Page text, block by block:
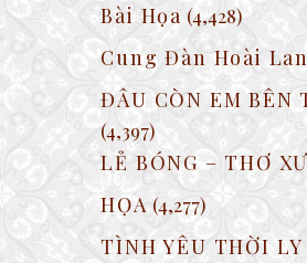
Bài Họa (4,428)
Cung Đàn Hoài
ĐÂU CÒN EM BÊN
(4,397)
LẺ BÓNG – THƠ
HỌA (4,277)
TÌNH YÊU THỜI LY